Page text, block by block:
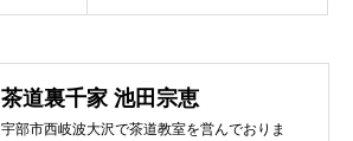
茶道裏千家 池田宗恵
宇部市西岐波大沢で茶道教室を営んでおりま